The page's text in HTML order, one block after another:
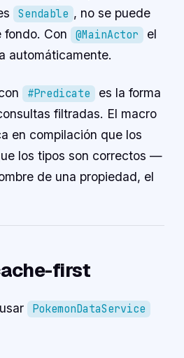
Sendable , no se puede
fondo. Con
@MainActor
el
automáticamente.
#Predicate
es la forma
filtradas. El macro
en compilación que los
los tipos son correctos —
de una propiedad, el
first
PokemonDataService